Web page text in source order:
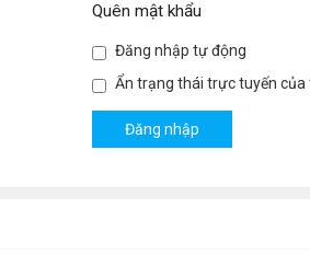
Quên mật khẩu
Đăng nhập tự động
Ẩn trạng thái trực tuyến của